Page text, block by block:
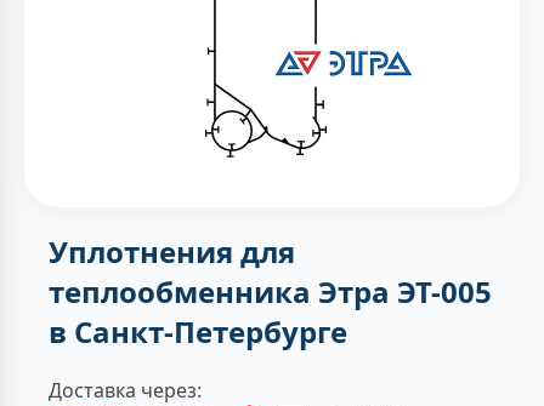
Уплотнения для
теплообменника Этра ЭТ-005
в Санкт-Петербурге
Доставка через: